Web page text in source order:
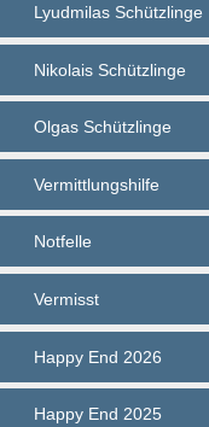
Lyudmilas Schützlinge
Nikolais Schützlinge
Olgas Schützlinge
Vermittlungshilfe
Notfelle
Vermisst
Happy End 2026
Happy End 2025